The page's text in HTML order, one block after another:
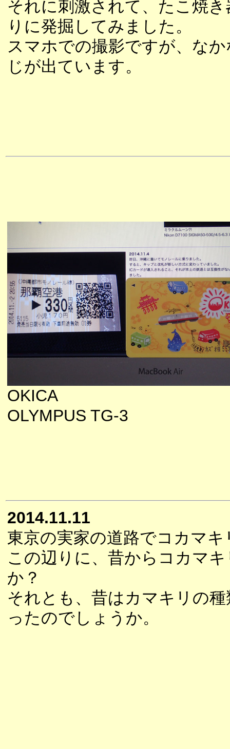
それに刺激されて、たこ焼
りに発掘してみました。
スマホでの撮影ですが、な
じが出ています。
OKICA
OLYMPUS TG-3
2014.11.11
東京の実家の道路でコカマ
この辺りに、昔からコカマ
か？
それとも、昔はカマキリの
ったのでしょうか。